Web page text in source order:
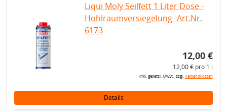
Liqui Moly Seilfett 1 Liter Dose -
Hohlraumversiegelung -Art.Nr.
6173
12,00 €
12,00 € pro 1 l
inkl. gesetzl. MwSt., zzgl.Versandkosten
Details